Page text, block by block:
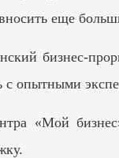
еще
бизнес-
опытными
«Мой